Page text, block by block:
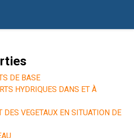
DE BASE
HYDRIQUES DANS ET À
VEGETAUX EN SITUATION DE